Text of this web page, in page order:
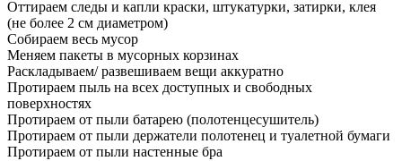
Оттираем следы и капли краски, штукатурки, затирки, клея
(не более 2 см диаметром)
Собираем весь мусор
Меняем пакеты в мусорных корзинах
Раскладываем/ развешиваем вещи аккуратно
Протираем пыль на всех доступных и свободных
поверхностях
Протираем от пыли батарею (полотенцесушитель)
Протираем от пыли держатели полотенец и туалетной бумаги
Протираем от пыли настенные бра